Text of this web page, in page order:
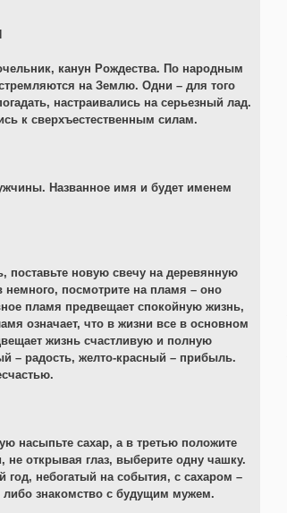
канун Рождества. По народным
на Землю. Одни – для того
настраивались на серьезный лад.
к сверхъестественным силам.
Названное имя и будет именем
новую свечу на деревянную
посмотрите на пламя – оно
пламя предвещает спокойную жизнь,
означает, что в жизни все в основном
жизнь счастливую и полную
– радость, желто-красный – прибыль.
насыпьте сахар, а в третью положите
не открывая глаз, выберите одну чашку.
небогатый на события, с сахаром –
либо знакомство с будущим мужем.